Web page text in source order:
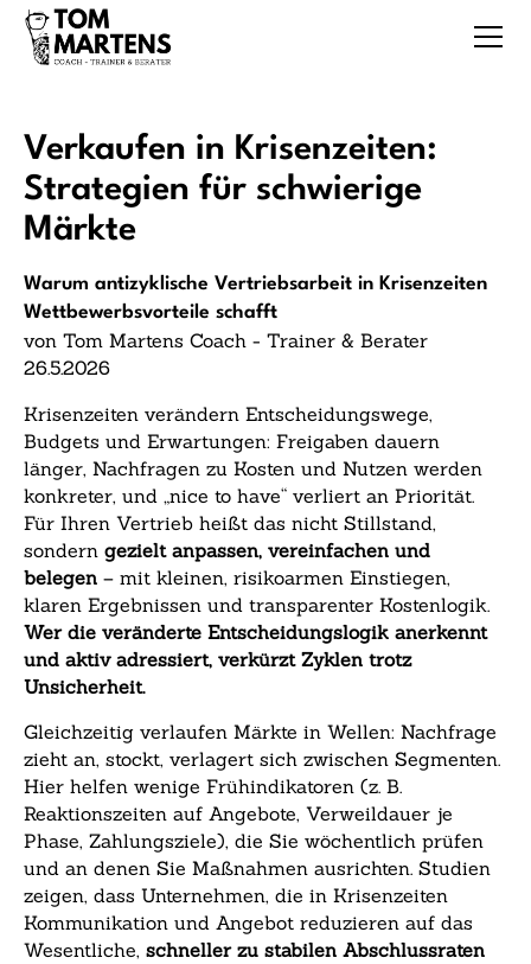
Verkaufen in Krisenzeiten:
Strategien für schwierige
Märkte
Warum antizyklische Vertriebsarbeit in Krisenzeiten
Wettbewerbsvorteile schafft
von Tom Martens Coach - Trainer & Berater
26.5.2026
Krisenzeiten verändern Entscheidungswege,
Budgets und Erwartungen: Freigaben dauern
länger, Nachfragen zu Kosten und Nutzen werden
konkreter, und „nice to have“ verliert an Priorität.
Für Ihren Vertrieb heißt das nicht Stillstand,
sondern gezielt anpassen, vereinfachen und
belegen– mit kleinen, risikoarmen Einstiegen,
klaren Ergebnissen und transparenter Kostenlogik.
Wer die veränderte Entscheidungslogik anerkennt
und aktiv adressiert, verkürzt Zyklen trotz
Unsicherheit.
Gleichzeitig verlaufen Märkte in Wellen: Nachfrage
zieht an, stockt, verlagert sich zwischen Segmenten.
Hier helfen wenige Frühindikatoren (z. B.
Reaktionszeiten auf Angebote, Verweildauer je
Phase, Zahlungsziele), die Sie wöchentlich prüfen
und an denen Sie Maßnahmen ausrichten. Studien
zeigen, dass Unternehmen, die in Krisenzeiten
Kommunikation und Angebot reduzieren auf das
Wesentliche, schneller zu stabilen Abschlussraten